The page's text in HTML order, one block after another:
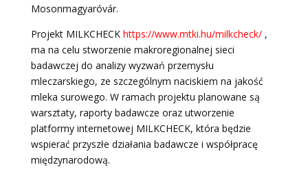
Mosonmagyaróvár.
Projekt MILKCHECK https://www.mtki.hu/milkcheck/,
ma na celu stworzenie makroregionalnej sieci
badawczej do analizy wyzwań przemysłu
mleczarskiego, ze szczególnym naciskiem na jakość
mleka surowego. W ramach projektu planowane są
warsztaty, raporty badawcze oraz utworzenie
platformy internetowej MILKCHECK, która będzie
wspierać przyszłe działania badawcze i współpracę
międzynarodową.